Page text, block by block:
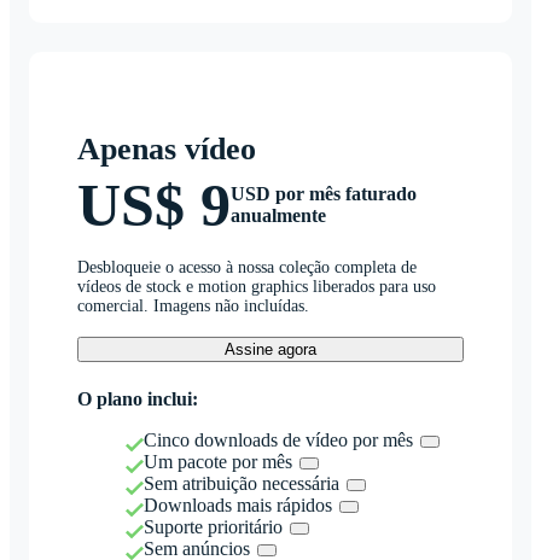
Apenas vídeo
US$ 9USD por mês faturado
anualmente
Desbloqueie o acesso à nossa coleção completa de
vídeos de stock e motion graphics liberados para uso
comercial. Imagens não incluídas.
Assine agora
O plano inclui:
Cinco downloads de vídeo por mês
Um pacote por mês
Sem atribuição necessária
Downloads mais rápidos
Suporte prioritário
Sem anúncios